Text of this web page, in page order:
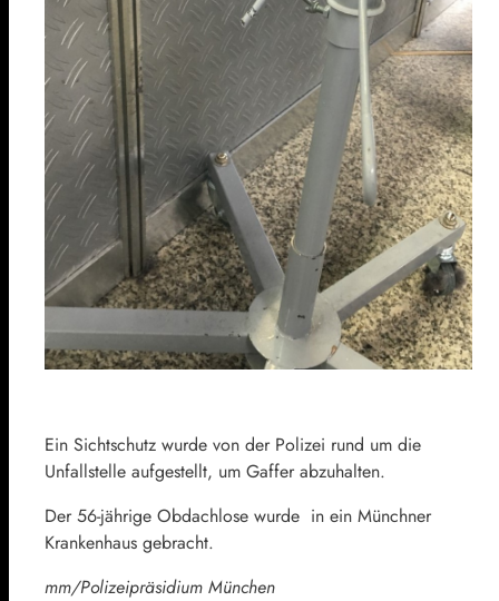
Ein Sichtschutz wurde von der Polizei rund um die
Unfallstelle aufgestellt, um Gaffer abzuhalten.
Der 56-jährige Obdachlose wurde in ein Münchner
Krankenhaus gebracht.
mm/Polizeipräsidium München